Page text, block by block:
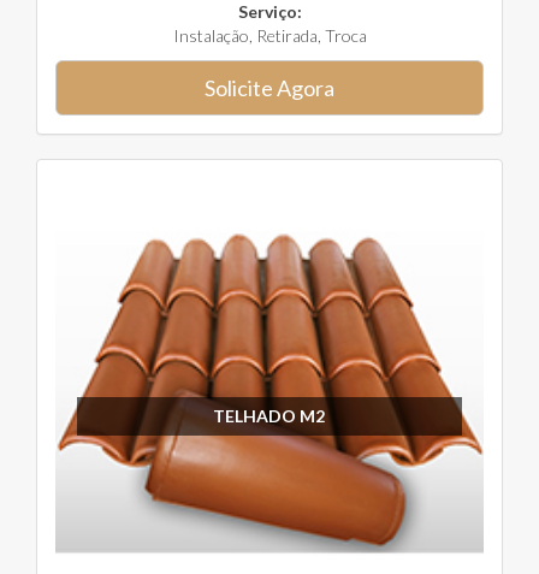
Serviço:
Instalação, Retirada, Troca
Solicite Agora
TELHADO M2